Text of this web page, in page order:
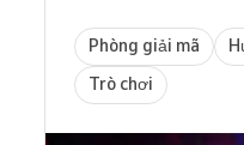
Phòng giải mã
Trò chơi